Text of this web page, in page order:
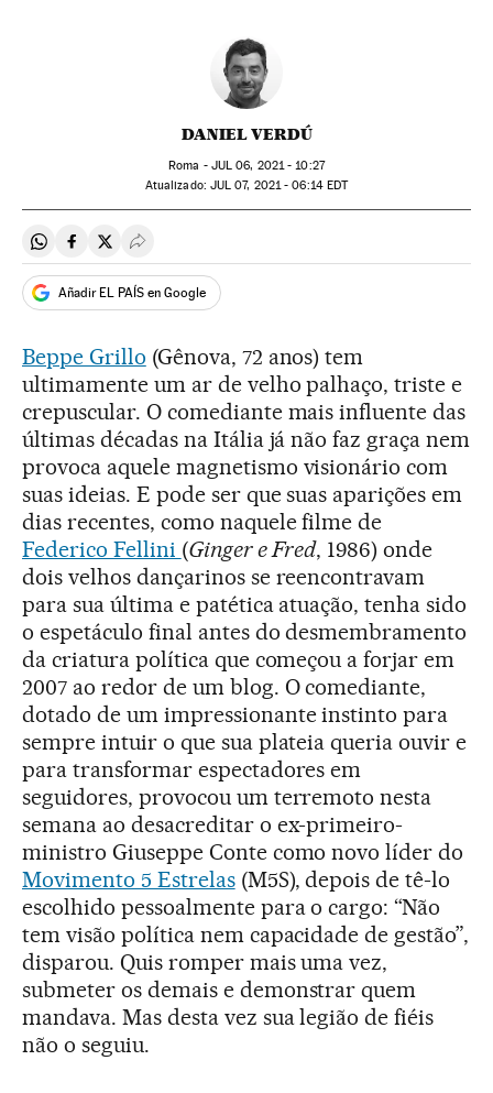
DANIEL VERDÚ
Roma - JUL 06, 2021 - 10:27
atualizado: JUL 07, 2021 - 06:14EDT
Compartir en Whatsapp
Compartir en Facebook
Compartir en Twitter
Desplegar Redes Sociales
Añadir EL PAÍS en Google
Beppe Grillo (Gênova, 72 anos) tem
ultimamente um ar de velho palhaço, triste e
crepuscular. O comediante mais influente das
últimas décadas na Itália já não faz graça nem
provoca aquele magnetismo visionário com
suas ideias. E pode ser que suas aparições em
dias recentes, como naquele filme de
Federico Fellini (Ginger e Fred, 1986) onde
dois velhos dançarinos se reencontravam
para sua última e patética atuação, tenha sido
o espetáculo final antes do desmembramento
da criatura política que começou a forjar em
2007 ao redor de um blog. O comediante,
dotado de um impressionante instinto para
sempre intuir o que sua plateia queria ouvir e
para transformar espectadores em
seguidores, provocou um terremoto nesta
semana ao desacreditar o ex-primeiro-
ministro Giuseppe Conte como novo líder do
Movimento 5 Estrelas(M5S), depois de tê-lo
escolhido pessoalmente para o cargo: “Não
tem visão política nem capacidade de gestão”,
disparou. Quis romper mais uma vez,
submeter os demais e demonstrar quem
mandava. Mas desta vez sua legião de fiéis
não o seguiu.